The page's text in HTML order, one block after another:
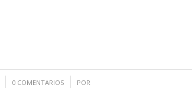
0 COMENTARIOS
/ POR